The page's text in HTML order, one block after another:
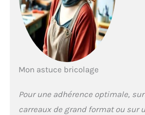
Mon astuce bricolage
Pour une adhérence optimale,
carreaux de grand format ou sur